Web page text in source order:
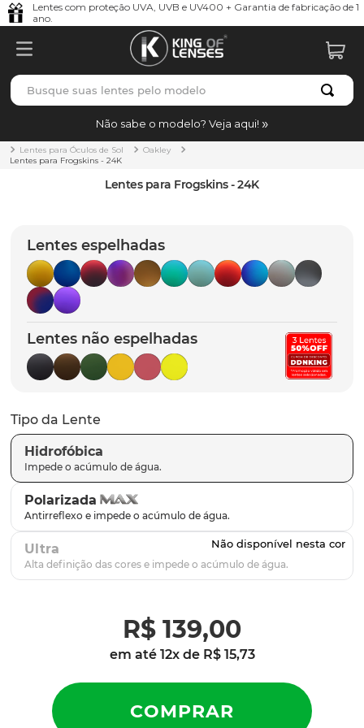
Lentes com proteção UVA, UVB e UV400 + Garantia de fabricação de 1
ano.
Busque suas lentes pelo modelo
Não sabe o modelo? Veja aqui!
Lentes para Óculos de Sol
Oakley
Lentes para Frogskins - 24K
Lentes para Frogskins - 24K
Lentes espelhadas
Lentes não espelhadas
Tipo da Lente
Hidrofóbica
Polarizada
Ultra
R$ 139,00
em até 12x de R$ 15,73
TERMOS MAIS BUSCADOS
1º borrachas
holbrook
5º chaves
6º t-shock
7º gasket
8º parafusos
9º latch